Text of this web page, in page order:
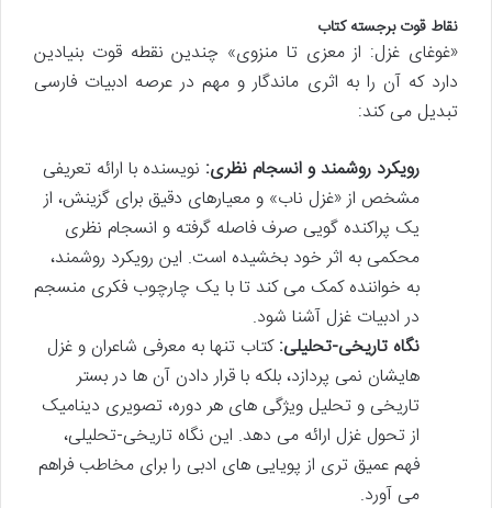
نقاط قوت برجسته کتاب
«غوغای غزل: از معزی تا منزوی» چندین نقطه قوت بنیادین
دارد که آن را به اثری ماندگار و مهم در عرصه ادبیات فارسی
تبدیل می کند:
رویکرد روشمند و انسجام نظری: نویسنده با ارائه تعریفی
مشخص از «غزل ناب» و معیارهای دقیق برای گزینش، از
یک پراکنده گویی صرف فاصله گرفته و انسجام نظری
محکمی به اثر خود بخشیده است. این رویکرد روشمند،
به خواننده کمک می کند تا با یک چارچوب فکری منسجم
در ادبیات غزل آشنا شود.
نگاه تاریخی-تحلیلی:کتاب تنها به معرفی شاعران و غزل
هایشان نمی پردازد، بلکه با قرار دادن آن ها در بستر
تاریخی و تحلیل ویژگی های هر دوره، تصویری دینامیک
از تحول غزل ارائه می دهد. این نگاه تاریخی-تحلیلی،
فهم عمیق تری از پویایی های ادبی را برای مخاطب فراهم
می آورد.